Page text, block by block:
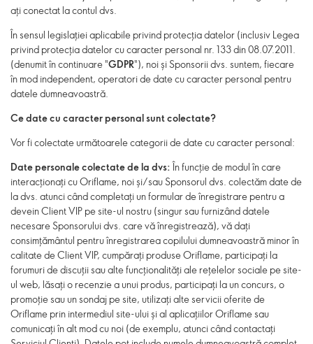
ați conectat la contul dvs.
În sensul legislației aplicabile privind protecția datelor (inclusiv Legea
privind protecția datelor cu caracter personal nr. 133 din 08.07.2011.
(denumit în continuare "GDPR"), noi și Sponsorii dvs. suntem, fiecare
în mod independent, operatori de date cu caracter personal pentru
datele dumneavoastră.
Ce date cu caracter personal sunt colectate?
Vor fi colectate următoarele categorii de date cu caracter personal:
Date personale colectate de la dvs:În funcție de modul în care
interacționați cu Oriflame, noi și/sau Sponsorul dvs. colectăm date de
la dvs. atunci când completați un formular de înregistrare pentru a
devein Client VIP pe site-ul nostru (singur sau furnizând datele
necesare Sponsorului dvs. care vă înregistrează), vă dați
consimțământul pentru înregistrarea copilului dumneavoastră minor în
calitate de Client VIP, cumpărați produse Oriflame, participați la
forumuri de discuții sau alte funcționalități ale rețelelor sociale pe site-
ul web, lăsați o recenzie a unui produs, participați la un concurs, o
promoție sau un sondaj pe site, utilizați alte servicii oferite de
Oriflame prin intermediul site-ului și al aplicațiilor Oriflame sau
comunicați în alt mod cu noi (de exemplu, atunci când contactați